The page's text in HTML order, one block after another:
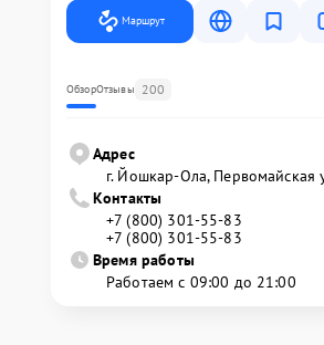
Маршрут
ОбзорОтзывы 200
Адрес
г. Йошкар-Ола, Первомайская
Контакты
+7 (800) 301-55-83
+7 (800) 301-55-83
Время работы
Работаем с 09:00 до 21:00